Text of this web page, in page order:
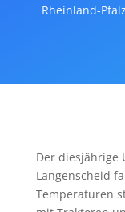
Rheinland-Pfalz
Der diesjährige
Langenscheid
Temperaturen